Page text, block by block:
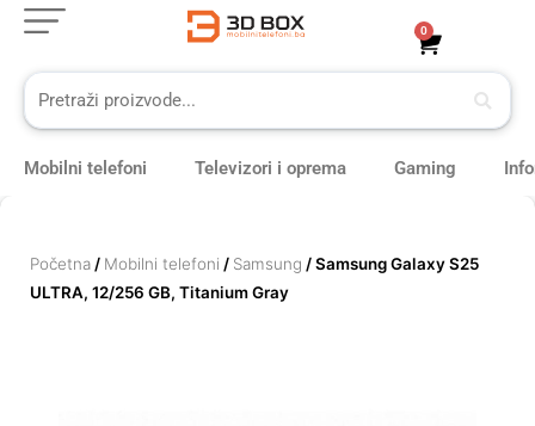
Skip
content
0
Cart
Mobilni telefoni Televizori i oprema Gaming
Početna / Mobilni telefoni / Samsung / Samsung Galaxy S25
ULTRA, 12/256 GB, Titanium Gray